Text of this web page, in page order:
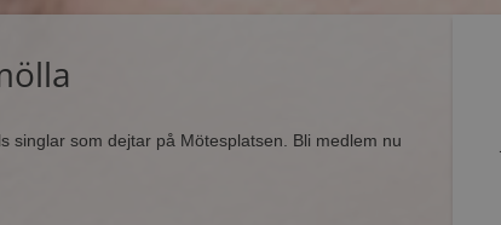
singlar som dejtar på Mötesplatsen. Bli medlem nu